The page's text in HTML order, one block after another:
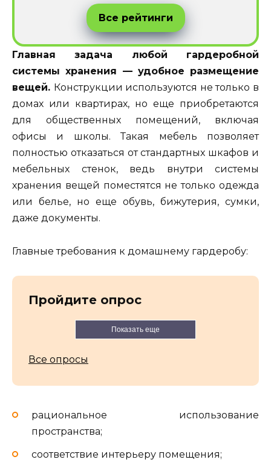
Все рейтинги
Главная задача любой гардеробной
системы хранения — удобное размещение
вещей. Конструкции используются не только в
домах или квартирах, но еще приобретаются
для общественных помещений, включая
офисы и школы. Такая мебель позволяет
полностью отказаться от стандартных шкафов и
мебельных стенок, ведь внутри системы
хранения вещей поместятся не только одежда
или белье, но еще обувь, бижутерия, сумки,
даже документы.
Главные требования к домашнему гардеробу:
Пройдите опрос
Показать еще
Все опросы
рациональное использование
пространства;
соответствие интерьеру помещения;